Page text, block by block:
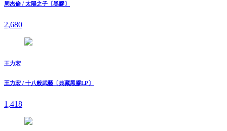
周杰倫 / 太陽之子〔黑膠〕
2,680
王力宏
王力宏 / 十八般武藝〔典藏黑膠LP〕
1,418